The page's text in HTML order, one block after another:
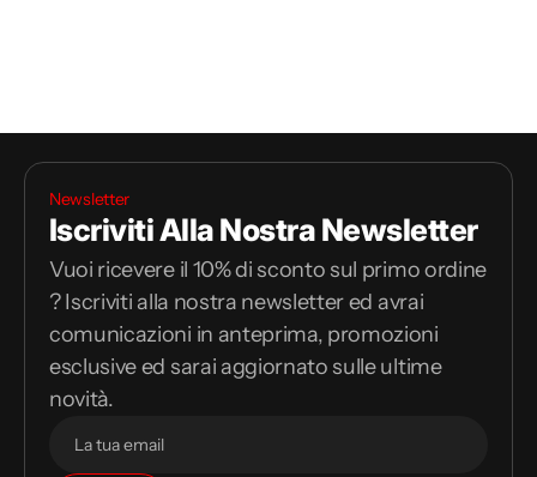
Newsletter
Iscriviti Alla Nostra Newsletter
Vuoi ricevere il 10% di sconto sul primo ordine
? Iscriviti alla nostra newsletter ed avrai
comunicazioni in anteprima, promozioni
esclusive ed sarai aggiornato sulle ultime
novità.